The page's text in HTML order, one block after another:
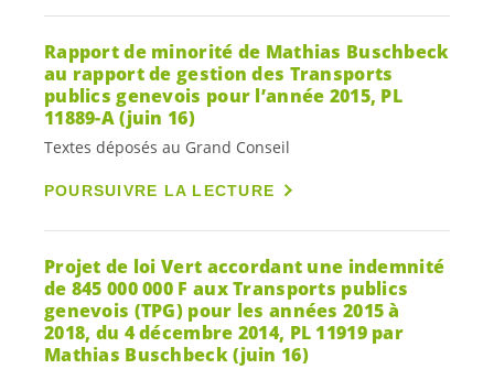
Rapport de minorité de Mathias Buschbeck
au rapport de gestion des Transports
publics genevois pour l’année 2015, PL
11889-A (juin 16)
Textes déposés au Grand Conseil
POURSUIVRE LA LECTURE
Projet de loi Vert accordant une indemnité
de 845 000 000 F aux Transports publics
genevois (TPG) pour les années 2015 à
2018, du 4 décembre 2014, PL 11919 par
Mathias Buschbeck (juin 16)